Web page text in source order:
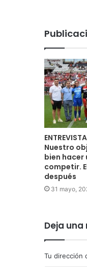
Nuestro
bien hacer
competir.
después
31 mayo,
Deja
Tu dirección